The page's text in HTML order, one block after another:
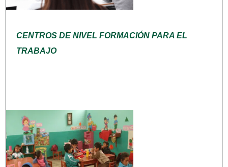
CENTROS DE NIVEL FORMACIÓN PARA EL
TRABAJO